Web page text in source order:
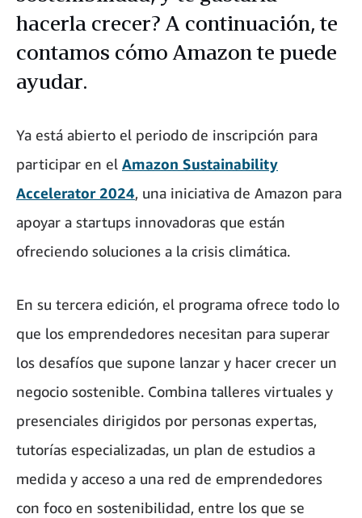
hacerla crecer? A continuación, te
contamos cómo Amazon te puede
ayudar.
Ya está abierto el periodo de inscripción para
participar en el Amazon Sustainability
Accelerator 2024, una iniciativa de Amazon para
apoyar a startups innovadoras que están
ofreciendo soluciones a la crisis climática.
En su tercera edición, el programa ofrece todo lo
que los emprendedores necesitan para superar
los desafíos que supone lanzar y hacer crecer un
negocio sostenible. Combina talleres virtuales y
presenciales dirigidos por personas expertas,
tutorías especializadas, un plan de estudios a
medida y acceso a una red de emprendedores
con foco en sostenibilidad, entre los que se